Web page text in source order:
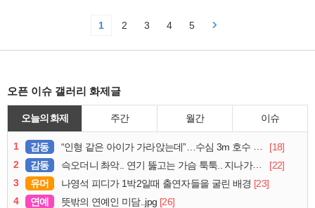
1 2 3 4 5
오픈 이슈 갤러리 화제글
오늘의 화제 주간 월간 이슈
1 감동 “인형 같은 아이가 가라앉는데”…수심 3m 호수 뛰어든 60대 의인
[18]
2
감동 슥오더니 촤악.. 연기 뚫고는 가슴 툭툭.. 지나가던 아재의 정체
[22]
3
유머 나영석 피디가 1박2일때 출연자들을 굴린 배경 [23]
4
연예 뜻밖의 연예인 미담..jpg [26]